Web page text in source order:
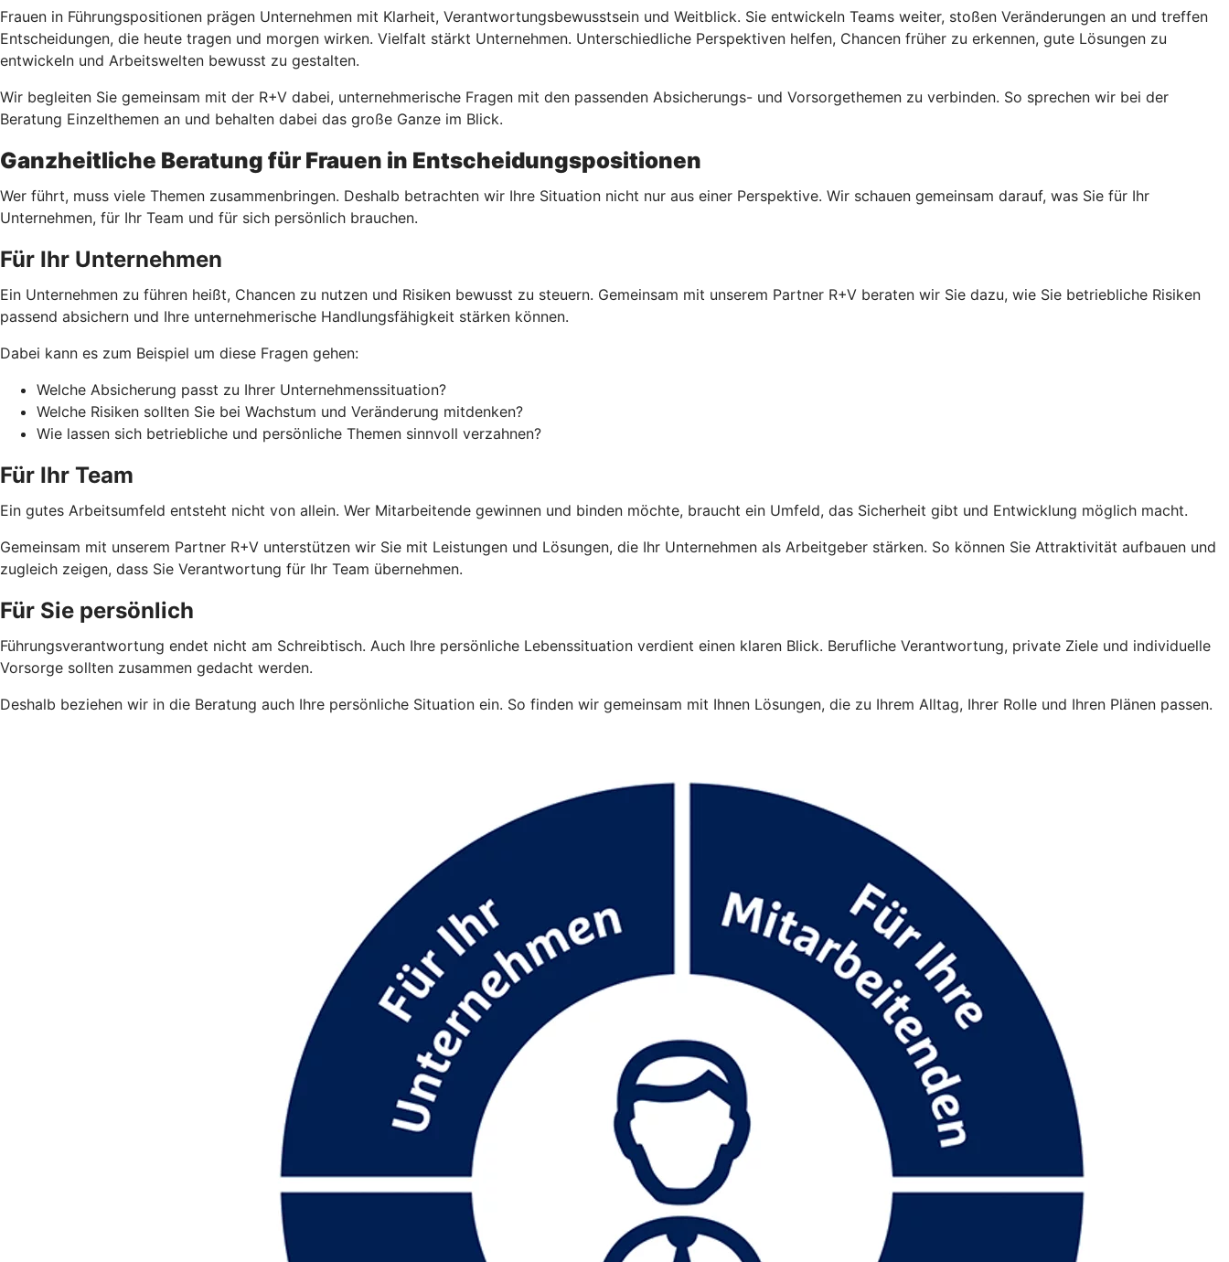
Frauen in Führungspositionen prägen Unternehmen mit Klarheit, Verantwortungsbewusstsein und Weitblick. Sie entwickeln Teams weiter, stoßen Veränderungen an und treffen
Entscheidungen, die heute tragen und morgen wirken. Vielfalt stärkt Unternehmen. Unterschiedliche Perspektiven helfen, Chancen früher zu erkennen, gute Lösungen zu
entwickeln und Arbeitswelten bewusst zu gestalten.
Wir begleiten Sie gemeinsam mit der R+V dabei, unternehmerische Fragen mit den passenden Absicherungs- und Vorsorgethemen zu verbinden. So sprechen wir bei der
Beratung Einzelthemen an und behalten dabei das große Ganze im Blick.
Ganzheitliche Beratung für Frauen in Entscheidungspositionen
Wer führt, muss viele Themen zusammenbringen. Deshalb betrachten wir Ihre Situation nicht nur aus einer Perspektive. Wir schauen gemeinsam darauf, was Sie für Ihr
Unternehmen, für Ihr Team und für sich persönlich brauchen.
Für Ihr Unternehmen
Ein Unternehmen zu führen heißt, Chancen zu nutzen und Risiken bewusst zu steuern. Gemeinsam mit unserem Partner R+V beraten wir Sie dazu, wie Sie betriebliche Risiken
passend absichern und Ihre unternehmerische Handlungsfähigkeit stärken können.
Dabei kann es zum Beispiel um diese Fragen gehen:
Welche Absicherung passt zu Ihrer Unternehmenssituation?
Welche Risiken sollten Sie bei Wachstum und Veränderung mitdenken?
Wie lassen sich betriebliche und persönliche Themen sinnvoll verzahnen?
Für Ihr Team
Ein gutes Arbeitsumfeld entsteht nicht von allein. Wer Mitarbeitende gewinnen und binden möchte, braucht ein Umfeld, das Sicherheit gibt und Entwicklung möglich macht.
Gemeinsam mit unserem Partner R+V unterstützen wir Sie mit Leistungen und Lösungen, die Ihr Unternehmen als Arbeitgeber stärken. So können Sie Attraktivität aufbauen und
zugleich zeigen, dass Sie Verantwortung für Ihr Team übernehmen.
Für Sie persönlich
Führungsverantwortung endet nicht am Schreibtisch. Auch Ihre persönliche Lebenssituation verdient einen klaren Blick. Berufliche Verantwortung, private Ziele und individuelle
Vorsorge sollten zusammen gedacht werden.
Deshalb beziehen wir in die Beratung auch Ihre persönliche Situation ein. So finden wir gemeinsam mit Ihnen Lösungen, die zu Ihrem Alltag, Ihrer Rolle und Ihren Plänen passen.